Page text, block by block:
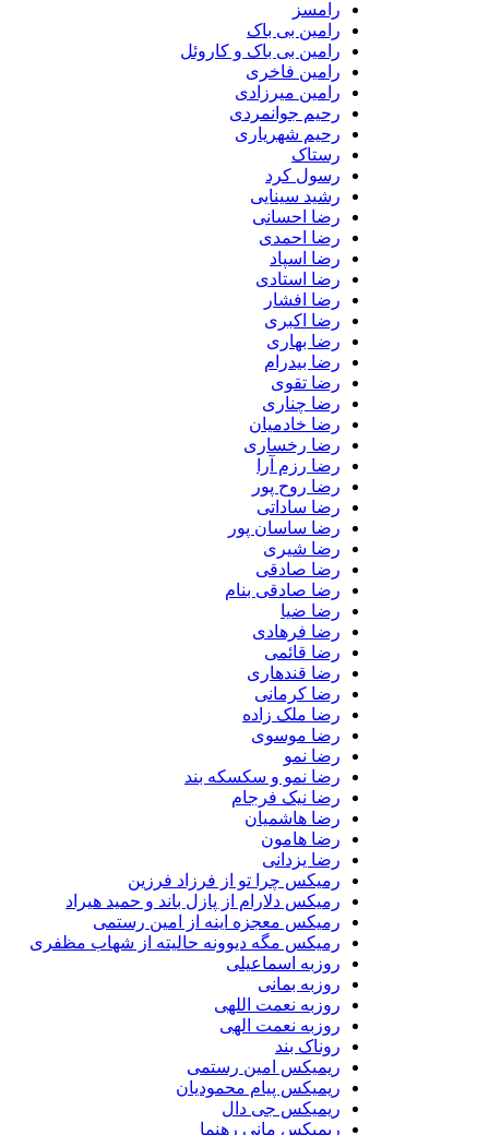
رامین بی باک
رامین بی باک و کاروئل
رامین فاخری
رامین میرزادی
رحیم جوانمردی
رحیم شهریاری
رستاک
رسول کرد
رشید سینایی
رضا احسانی
رضا احمدی
رضا اسپاد
رضا استادی
رضا افشار
رضا اکبری
رضا بهاری
رضا بیدرام
رضا تقوی
رضا چناری
رضا خادمیان
رضا رخساری
رضا رزم آرا
رضا روح پور
رضا ساداتی
رضا ساسان پور
رضا شیری
رضا صادقی
رضا صادقی بنام
رضا ضیا
رضا فرهادی
رضا قائمی
رضا قندهاری
رضا کرمانی
رضا ملک زاده
رضا موسوی
رضا نمو
رضا نمو و سکسکه بند
رضا نیک فرجام
رضا هاشمیان
رضا هامون
رضا یزدانی
رمیکس چرا تو از فرزاد فرزین
رمیکس دلارام از پازل باند و حمید هیراد
رمیکس معجزه اینه از امین رستمی
رمیکس مگه دیوونه حالیته از شهاب مظفری
روزبه اسماعیلی
روزبه بمانی
روزبه نعمت اللهی
روزبه نعمت الهی
روناک بند
ریمیکس امین رستمی
ریمیکس پیام محمودیان
ریمیکس جی دال
ریمیکس مانی رهنما